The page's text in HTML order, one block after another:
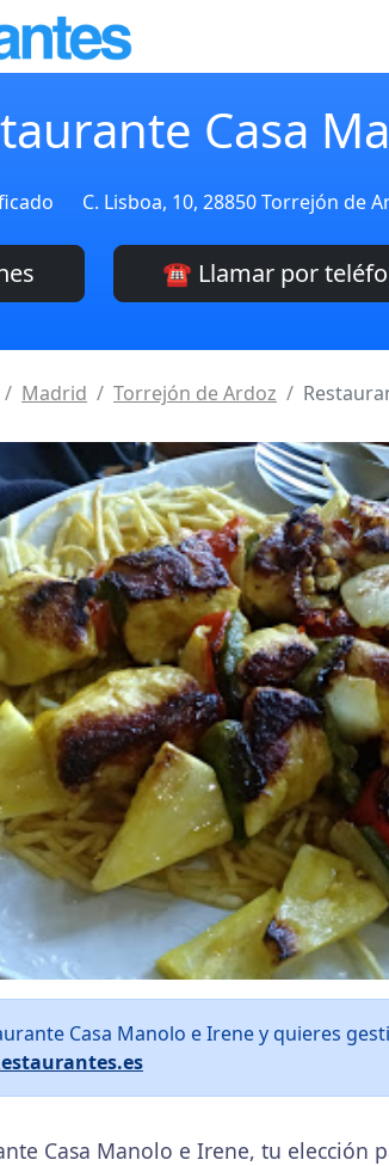
Casa
C. Lisboa, 10, 28850 Torrejón de
☎️ Llamar por
Madrid Torrejón de Ardoz
Casa Manolo e Irene y quieres
Casa Manolo e Irene, tu elección